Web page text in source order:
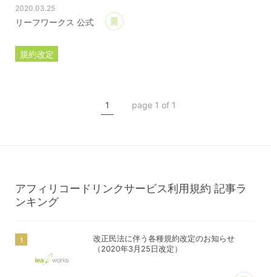
2020.03.25
リーフワークス 公式
規約改定
1 page 1 of 1
アフィリコードリンクサービス利用規約 記事ラ
ンキング
改正民法に伴う各種規約改定のお知らせ
（2020年3月25日改定）